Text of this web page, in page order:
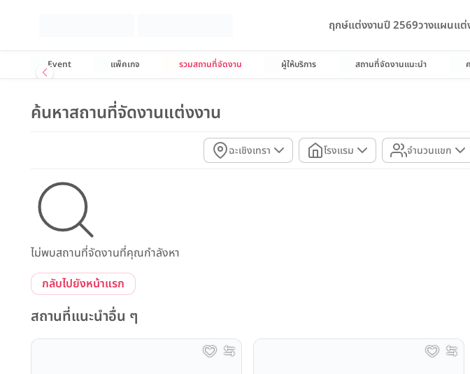
ฤกษ์แต่งงานปี 2569วางแผนแต่
Event แพ็คเกจ รวมสถานที่จัดงาน ผู้ให้บริการ สถานที่จัดงานแนะนำ
ค้นหาสถานที่จัดงานแต่งงาน
ฉะเชิงเทรา โรงแรม จำนวนแขก
ไม่พบสถานที่จัดงานที่คุณกำลังหา
กลับไปยังหน้าแรก
สถานที่แนะนำอื่น ๆ